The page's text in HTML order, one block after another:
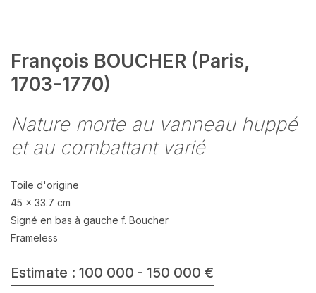
François BOUCHER (Paris,
1703-1770)
Nature morte au vanneau huppé
et au combattant varié
Toile d'origine
45 x 33.7 cm
Signé en bas à gauche f. Boucher
Frameless
Estimate : 100 000 - 150 000 €